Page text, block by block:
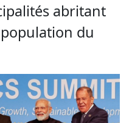
abritant
du